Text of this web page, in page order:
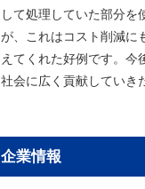
して処理していた部分
が、これはコスト削減に
えてくれた好例です。今
社会に広く貢献していき
企業情報